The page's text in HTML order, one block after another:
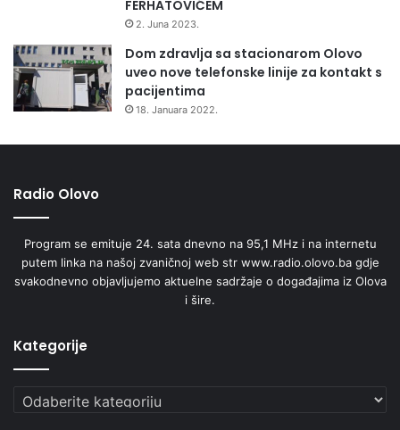
FERHATOVIĆEM
2. Juna 2023.
Dom zdravlja sa stacionarom Olovo
uveo nove telefonske linije za kontakt s
pacijentima
18. Januara 2022.
Radio Olovo
Program se emituje 24. sata dnevno na 95,1 MHz i na internetu
putem linka na našoj zvaničnoj web str www.radio.olovo.ba gdje
svakodnevno objavljujemo aktuelne sadržaje o događajima iz Olova
i šire.
Kategorije
Kategorije